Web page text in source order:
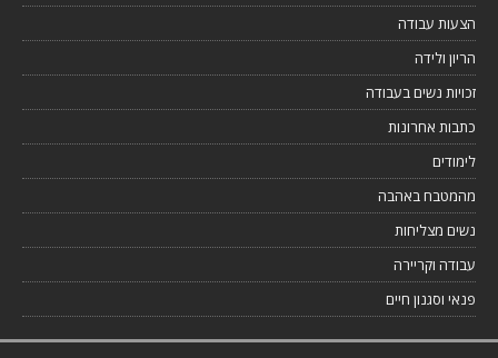
הצעות עבודה
הריון ולידה
זכויות נשים בעבודה
כתבות אחרונות
לימודים
מהמטבח באהבה
נשים מצליחות
עבודה וקריירה
פנאי וסגנון חיים